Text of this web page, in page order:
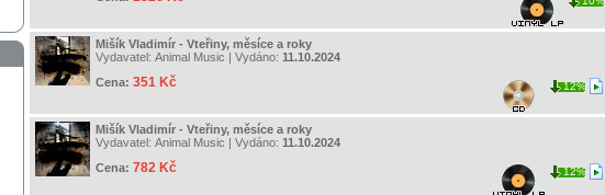
Mišík Vladimír - Vteřiny, měsíce a roky
Vydavatel: Animal Music | Vydáno: 11.10.2024
Cena: 351 Kč 12%
Mišík Vladimír - Vteřiny, měsíce a roky
Vydavatel: Animal Music | Vydáno: 11.10.2024
Cena: 782 Kč 12%